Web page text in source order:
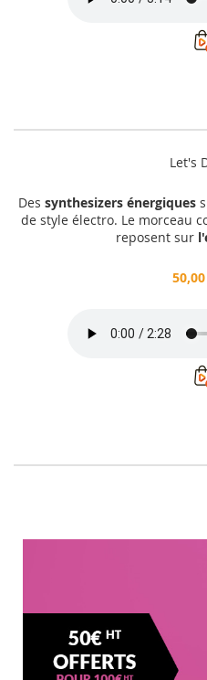
Let's
Des synthesizers énergiques
de style électro. Le morceau
reposent sur